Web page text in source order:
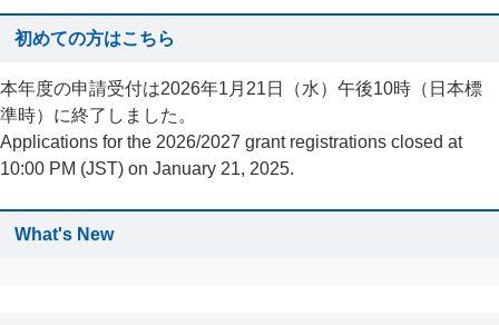
初めての方はこちら
本年度の申請受付は2026年1月21日（水）午後10時（日本標
準時）に終了しました。
Applications for the 2026/2027 grant registrations closed at
10:00 PM (JST) on January 21, 2025.
What's New